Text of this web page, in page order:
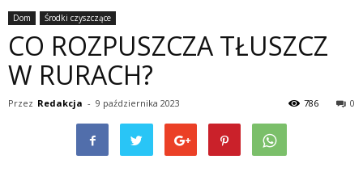
Dom Środki czyszczące
CO ROZPUSZCZA TŁUSZCZ
W RURACH?
Przez Redakcja - 9 października 2023 0
786